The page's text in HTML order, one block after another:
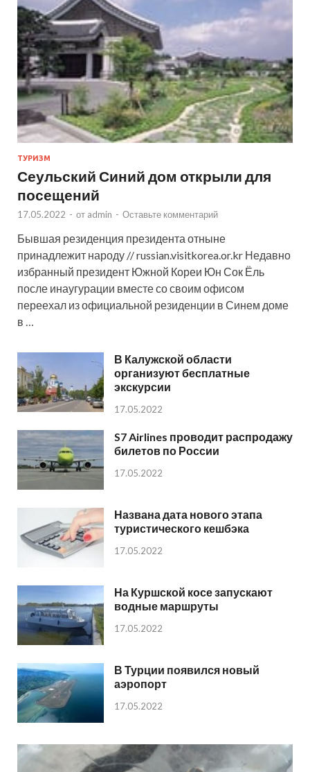
ТУРИЗМ
Сеульский Синий дом открыли для
посещений
17.05.2022 - от admin - Оставьте комментарий
Бывшая резиденция президента отныне
принадлежит народу // russian.visitkorea.or.kr Недавно
избранный президент Южной Кореи Юн Сок Ёль
после инаугурации вместе со своим офисом
переехал из официальной резиденции в Синем доме
в …
В Калужской области
организуют бесплатные
экскурсии
17.05.2022
S7 Airlines проводит распродажу
билетов по России
17.05.2022
Названа дата нового этапа
туристического кешбэка
17.05.2022
На Куршской косе запускают
водные маршруты
17.05.2022
В Турции появился новый
аэропорт
17.05.2022